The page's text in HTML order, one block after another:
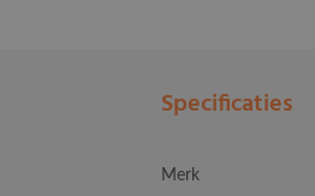
Specificaties
Merk